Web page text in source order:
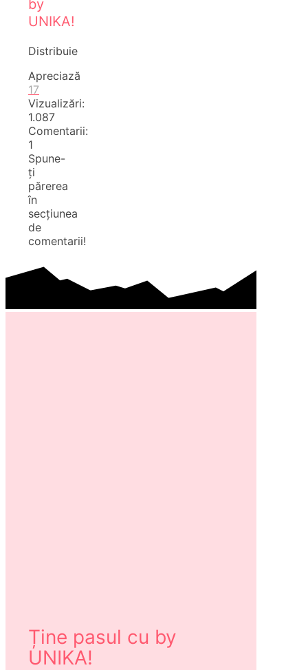
by
UNIKA!
Distribuie
Apreciază
17
Vizualizări:
1.087
Comentarii:
1
Spune-
ți
părerea
în
secțiunea
de
comentarii!
Ține pasul cu by
UNIKA!